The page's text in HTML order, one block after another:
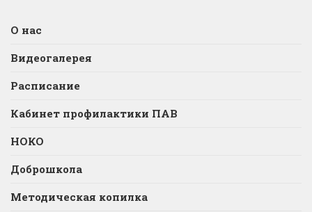
О нас
Видеогалерея
Расписание
Кабинет профилактики ПАВ
НОКО
Доброшкола
Методическая копилка